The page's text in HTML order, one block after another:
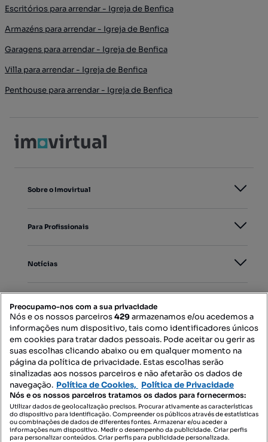
Escritórios para arrendar - Igreja de Benfica
Armazéns para arrendar - Igreja de Benfica
Garagens para arrendar - Igreja de Benfica
Villa para arrendar - Igreja de Benfica
Penthouse para arrendar - Igreja de Benfica
Sobre o Imovirtual
Para Profissionais
Notícias
Mapa do Site
Contacte-nos
SIGA-NOS:
Preocupamo-nos com a sua privacidade
Nós e os nossos parceiros429armazenamos e/ou acedemos a
informações num dispositivo, tais como identificadores únicos
em cookies para tratar dados pessoais. Pode aceitar ou gerir as
suas escolhas clicando abaixo ou em qualquer momento na
página da política de privacidade. Estas escolhas serão
sinalizadas aos nossos parceiros e não afetarão os dados de
navegação. Política de Cookies, Política de Privacidade
Nós e os nossos parceiros tratamos os dados para fornecermos:
Utilizar dados de geolocalização precisos. Procurar ativamente as características
do dispositivo para identificação. Compreender os públicos através de estatísticas
ou combinações de dados de diferentes fontes. Armazenar e/ou aceder a
informações num dispositivo. Medir o desempenho da publicidade. Criar perfis
para personalizar conteúdos. Criar perfis para publicidade personalizada.